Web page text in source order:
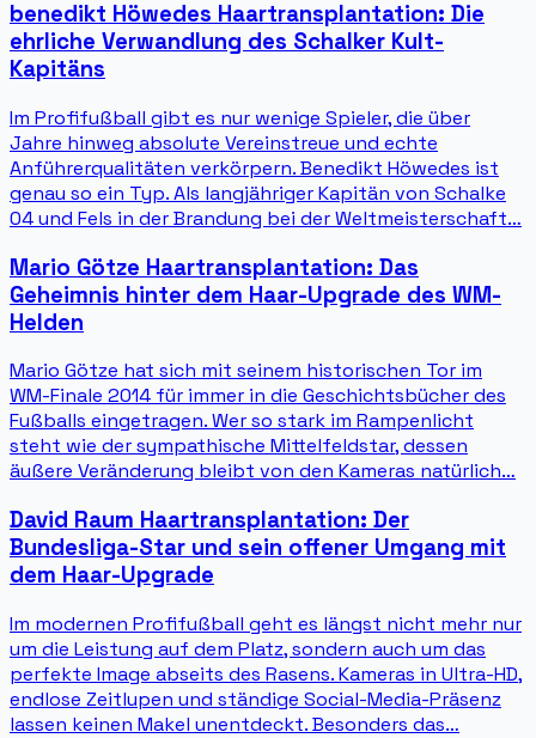
benedikt Höwedes Haartransplantation: Die
ehrliche Verwandlung des Schalker Kult-
Kapitäns
Im Profifußball gibt es nur wenige Spieler, die über
Jahre hinweg absolute Vereinstreue und echte
Anführerqualitäten verkörpern. Benedikt Höwedes ist
genau so ein Typ. Als langjähriger Kapitän von Schalke
04 und Fels in der Brandung bei der Weltmeisterschaft…
Mario Götze Haartransplantation: Das
Geheimnis hinter dem Haar-Upgrade des WM-
Helden
Mario Götze hat sich mit seinem historischen Tor im
WM-Finale 2014 für immer in die Geschichtsbücher des
Fußballs eingetragen. Wer so stark im Rampenlicht
steht wie der sympathische Mittelfeldstar, dessen
äußere Veränderung bleibt von den Kameras natürlich…
David Raum Haartransplantation: Der
Bundesliga-Star und sein offener Umgang mit
dem Haar-Upgrade
Im modernen Profifußball geht es längst nicht mehr nur
um die Leistung auf dem Platz, sondern auch um das
perfekte Image abseits des Rasens. Kameras in Ultra-HD,
endlose Zeitlupen und ständige Social-Media-Präsenz
lassen keinen Makel unentdeckt. Besonders das…